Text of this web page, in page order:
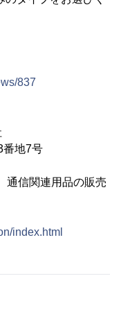
837
地7号
通信関連用品の販売
index.html